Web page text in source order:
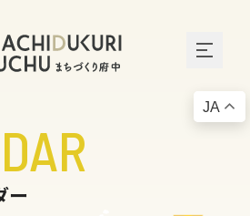
ー
JA